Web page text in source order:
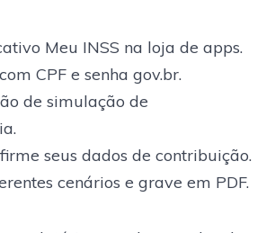
Meu INSS na loja de apps.
CPF e senha gov.br.
de simulação de
seus dados de contribuição.
cenários e grave em PDF.